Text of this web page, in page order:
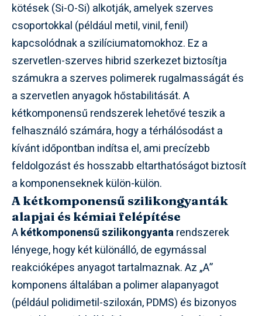
kötések (Si-O-Si) alkotják, amelyek szerves
csoportokkal (például metil, vinil, fenil)
kapcsolódnak a szilíciumatomokhoz. Ez a
szervetlen-szerves hibrid szerkezet biztosítja
számukra a szerves polimerek rugalmasságát és
a szervetlen anyagok hőstabilitását. A
kétkomponensű rendszerek lehetővé teszik a
felhasználó számára, hogy a térhálósodást a
kívánt időpontban indítsa el, ami precízebb
feldolgozást és hosszabb eltarthatóságot biztosít
a komponenseknek külön-külön.
A kétkomponensű szilikongyanták
alapjai és kémiai felépítése
Akétkomponensű szilikongyantarendszerek
lényege, hogy két különálló, de egymással
reakcióképes anyagot tartalmaznak. Az „A”
komponens általában a polimer alapanyagot
(például polidimetil-sziloxán, PDMS) és bizonyos